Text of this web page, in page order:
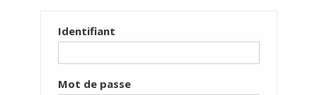
Identifiant
Mot de passe